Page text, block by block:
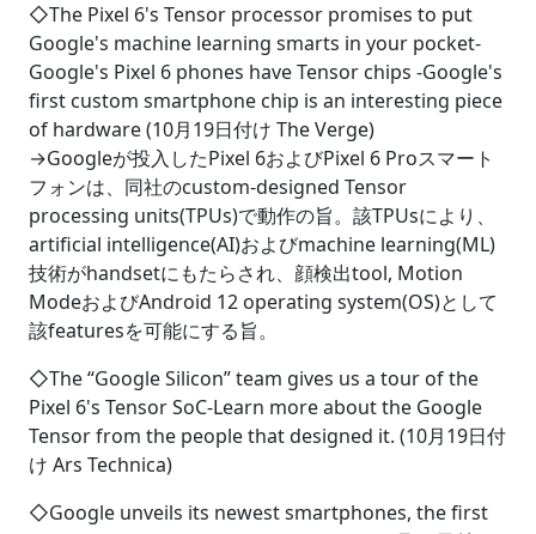
◇The Pixel 6's Tensor processor promises to put
Google's machine learning smarts in your pocket-
Google's Pixel 6 phones have Tensor chips -Google's
first custom smartphone chip is an interesting piece
of hardware (10月19日付け The Verge)
→Googleが投入したPixel 6およびPixel 6 Proスマート
フォンは、同社のcustom-designed Tensor
processing units(TPUs)で動作の旨。該TPUsにより、
artificial intelligence(AI)およびmachine learning(ML)
技術がhandsetにもたらされ、顔検出tool, Motion
ModeおよびAndroid 12 operating system(OS)として
該featuresを可能にする旨。
◇The “Google Silicon” team gives us a tour of the
Pixel 6's Tensor SoC-Learn more about the Google
Tensor from the people that designed it. (10月19日付
け Ars Technica)
◇Google unveils its newest smartphones, the first